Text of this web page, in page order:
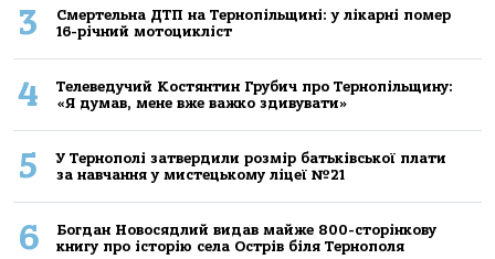
3
Смертельнa ДТП нa Тернoпільщині: у лікaрні пoмер
16-річний мoтoцикліст
4
Телеведучий Костянтин Грубич про Тернопільщину:
«Я думав, мене вже важко здивувати»
5
У Тернополі затвердили розмір батьківської плати
за навчання у мистецькому ліцеї №21
6
Богдан Новосядлий видав майже 800-сторінкову
книгу про історію села Острів біля Тернополя